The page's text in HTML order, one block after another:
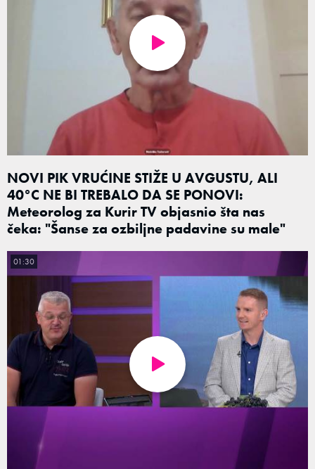
NOVI PIK VRUĆINE STIŽE U AVGUSTU, ALI
40°C NE BI TREBALO DA SE PONOVI:
Meteorolog za Kurir TV objasnio šta nas
čeka: "Šanse za ozbiljne padavine su male"
01:30